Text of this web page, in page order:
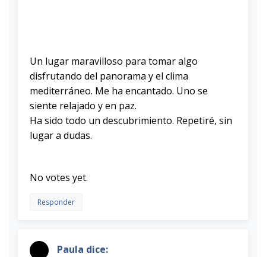
Un lugar maravilloso para tomar algo
disfrutando del panorama y el clima
mediterráneo. Me ha encantado. Uno se
siente relajado y en paz.
Ha sido todo un descubrimiento. Repetiré, sin
lugar a dudas.
No votes yet.
Responder
Paula dice: